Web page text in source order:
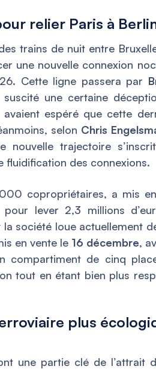
relier Paris à
trains de nuit entre
une nouvelle connexion
Cette ligne passera par
une certaine
espéré que cette
selon Chris
nouvelle trajectoire
fluidification des connexions.
copropriétaires, a mis
lever 2,3 millions
société loue actuellement
en vente le 16 décembre,
compartiment de cinq
tout en étant bien plus
plus
une partie clé de l’attrait